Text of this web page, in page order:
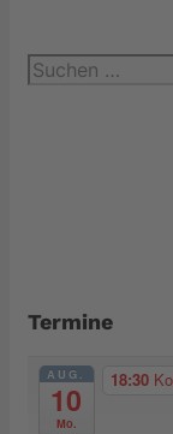
Suchen
nach:
Termine
AUG.
10
Mo.
18:30